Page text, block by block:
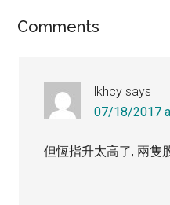
Reader
Comments
lkhcy says
07/18/2017
但恆指升太高了, 兩隻